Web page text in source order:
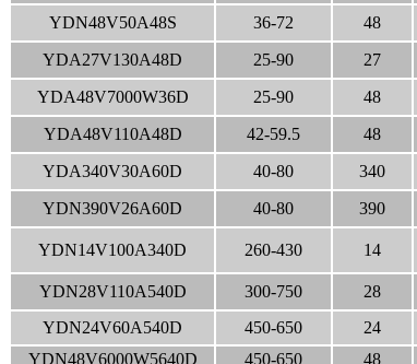
YDN48V50A48S 36-72 48
YDA27V130A48D 25-90 27
YDA48V7000W36D 25-90 48
YDA48V110A48D 42-59.5 48
YDA340V30A60D 40-80 340
YDN390V26A60D 40-80 390
YDN14V100A340D 260-430 14
YDN28V110A540D 300-750 28
YDN24V60A540D
450-650 24
YDN48V6000W5640D
450-650 48